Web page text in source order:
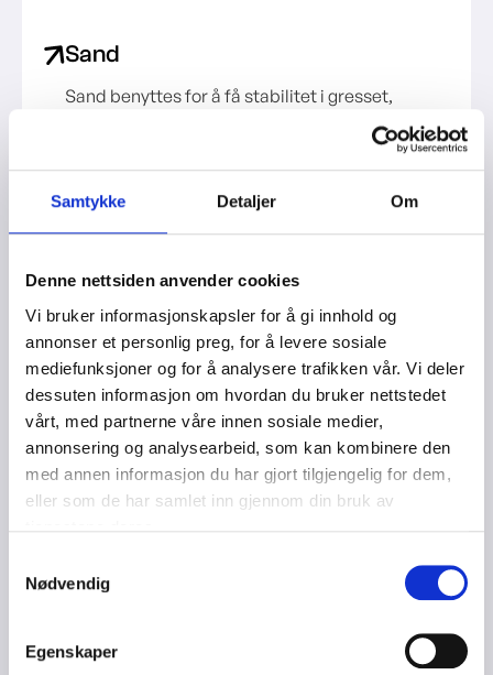
Samtykke Detaljer Om
Denne nettsiden anvender cookies
Vi bruker informasjonskapsler for å gi innhold og
annonser et personlig preg, for å levere sosiale
mediefunksjoner og for å analysere trafikken vår. Vi deler
dessuten informasjon om hvordan du bruker nettstedet
vårt, med partnerne våre innen sosiale medier,
annonsering og analysearbeid, som kan kombinere den
med annen informasjon du har gjort tilgjengelig for dem,
eller som de har samlet inn gjennom din bruk av
Nødvendig
Egenskaper
Sand
Sand benyttes for å få stabilitet i gresset,
samtidig som det må ha god drenering. Alle
våre prosjekter benytter sirkulær kvartssand, og
Avhending av det gamle gresset
Ved rehabilitering må det gamle gresset
avhendes på en forsvarlig måte. Vi tar ansvaret
for at gresset blir materialgjenvunnet med så
positivt miljøfotavtrykk som mulig. Og, det
tar vi i mot kunstgresset GRATIS når det skal
skiftes ut.